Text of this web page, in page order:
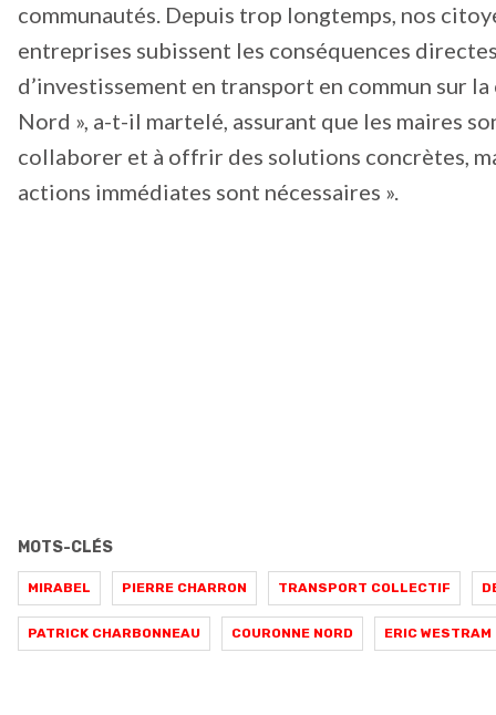
communautés. Depuis trop longtemps, nos
entreprises subissent les conséquences
d’investissement en transport en commun sur
Nord », a-t-il martelé, assurant que les maires
collaborer et à offrir des solutions concrètes,
actions immédiates sont nécessaires ».
MOTS-CLÉS
MIRABEL PIERRE CHARRON TRANSPORT COLLECTIF
PATRICK CHARBONNEAU COURONNE NORD ERIC WESTRAM